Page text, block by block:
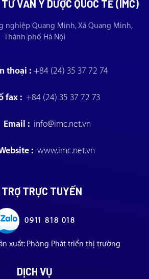
VẤN Y DƯỢC QUỐC TẾ (IMC)
nghiệp Quang Minh, Xã Quang Minh,
Thành phố Hà Nội
thoại : +84 (24) 35 37 72 74
fax : +84 (24) 35 37 72 73
Email : info@imc.net.vn
: www.imc.net.vn
TRỢ TRỰC TUYẾN
0911 818 018
xuất: Phòng Phát triển thị trường
DỊCH VỤ